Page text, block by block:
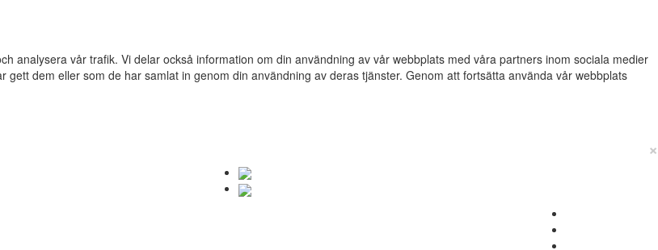
analysera vår trafik. Vi delar också information om din användning av vår webbplats med våra partners inom sociala medier
dem eller som de har samlat in genom din användning av deras tjänster. Genom att fortsätta använda vår webbplats
×